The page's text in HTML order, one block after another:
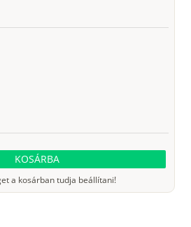
KOSÁRBA
a kosárban tudja beállítani!